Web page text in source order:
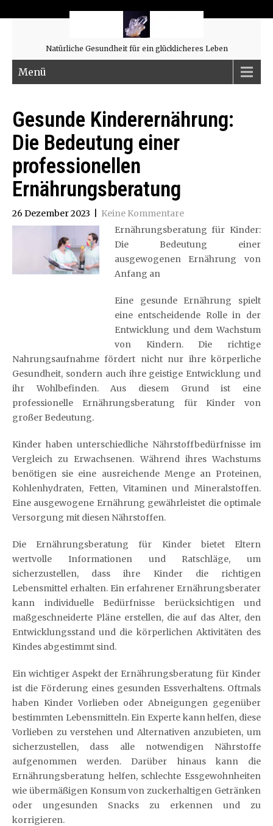
Natürliche Gesundheit für ein glücklicheres Leben
Menü
Gesunde Kinderernährung:
Die Bedeutung einer
professionellen
Ernährungsberatung
26 Dezember 2023
Keine Kommentare
Ernährungsberatung für Kinder:
Die Bedeutung einer
ausgewogenen Ernährung von
Anfang an
Eine gesunde Ernährung spielt
eine entscheidende Rolle in der
Entwicklung und dem Wachstum
von Kindern. Die richtige
Nahrungsaufnahme fördert nicht nur ihre körperliche
Gesundheit, sondern auch ihre geistige Entwicklung und
ihr Wohlbefinden. Aus diesem Grund ist eine
professionelle Ernährungsberatung für Kinder von
großer Bedeutung.
Kinder haben unterschiedliche Nährstoffbedürfnisse im
Vergleich zu Erwachsenen. Während ihres Wachstums
benötigen sie eine ausreichende Menge an Proteinen,
Kohlenhydraten, Fetten, Vitaminen und Mineralstoffen.
Eine ausgewogene Ernährung gewährleistet die optimale
Versorgung mit diesen Nährstoffen.
Die Ernährungsberatung für Kinder bietet Eltern
wertvolle Informationen und Ratschläge, um
sicherzustellen, dass ihre Kinder die richtigen
Lebensmittel erhalten. Ein erfahrener Ernährungsberater
kann individuelle Bedürfnisse berücksichtigen und
maßgeschneiderte Pläne erstellen, die auf das Alter, den
Entwicklungsstand und die körperlichen Aktivitäten des
Kindes abgestimmt sind.
Ein wichtiger Aspekt der Ernährungsberatung für Kinder
ist die Förderung eines gesunden Essverhaltens. Oftmals
haben Kinder Vorlieben oder Abneigungen gegenüber
bestimmten Lebensmitteln. Ein Experte kann helfen, diese
Vorlieben zu verstehen und Alternativen anzubieten, um
sicherzustellen, dass alle notwendigen Nährstoffe
aufgenommen werden. Darüber hinaus kann die
Ernährungsberatung helfen, schlechte Essgewohnheiten
wie übermäßigen Konsum von zuckerhaltigen Getränken
oder ungesunden Snacks zu erkennen und zu
korrigieren.